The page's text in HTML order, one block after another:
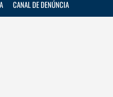
CANAL DE DENÚNCIA